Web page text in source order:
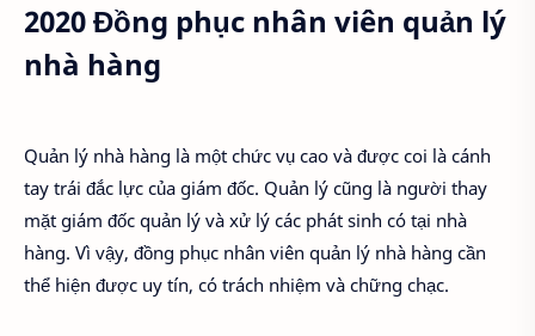
2020 Đồng phục nhân viên quản lý
nhà hàng
Quản lý nhà hàng là một chức vụ cao và được coi là cánh
tay trái đắc lực của giám đốc. Quản lý cũng là người thay
mặt giám đốc quản lý và xử lý các phát sinh có tại nhà
hàng. Vì vậy, đồng phục nhân viên quản lý nhà hàng cần
thể hiện được uy tín, có trách nhiệm và chững chạc.